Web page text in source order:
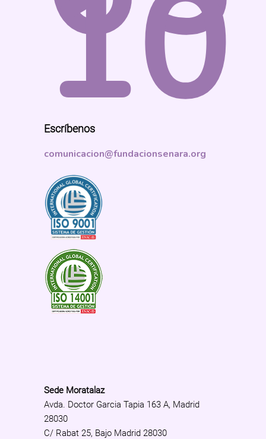
10
Escríbenos
comunicacion@fundacionsenara.org
Sede Moratalaz
Avda. Doctor Garcia Tapia 163 A, Madrid
28030
C/ Rabat 25, Bajo Madrid 28030